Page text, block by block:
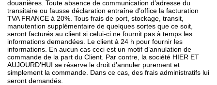
douanières. Toute absence de communication d’adresse du
transitaire ou fausse déclaration entraîne d’office la facturation
TVA FRANCE à 20%. Tous frais de port, stockage, transit,
manutention supplémentaire de quelques sortes que ce soit,
seront facturés au client si celui-ci ne fournit pas à temps les
informations demandées. Le client à 24 h pour fournir les
informations. En aucun cas ceci est un motif d’annulation de
commande de la part du Client. Par contre, la société HIER ET
AUJOURD’HUI se réserve le droit d’annuler purement et
simplement la commande. Dans ce cas, des frais administratifs lui
seront demandés.